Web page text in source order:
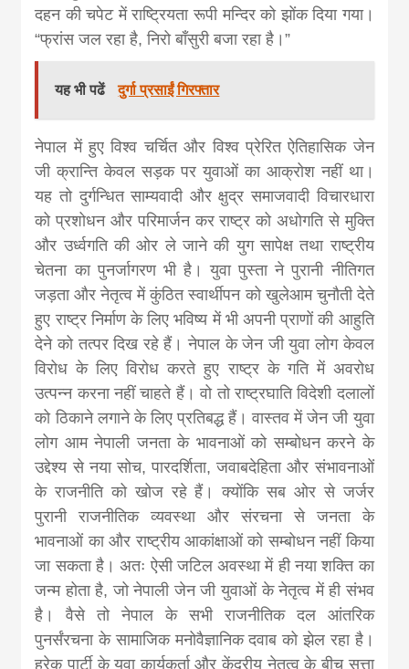
दहन की चपेट में राष्ट्रियता रूपी मन्दिर को झोंक दिया गया।
“फ्रांस जल रहा है, निरो बाँसुरी बजा रहा है।”
यह भी पढें दुर्गा प्रसाईं गिरफ्तार
नेपाल में हुए विश्व चर्चित और विश्व प्रेरित ऐतिहासिक जेन
जी क्रान्ति केवल सड़क पर युवाओं का आक्रोश नहीं था।
यह तो दुर्गन्धित साम्यवादी और क्षुद्र समाजवादी विचारधारा
को प्रशोधन और परिमार्जन कर राष्ट्र को अधोगति से मुक्ति
और उर्ध्वगति की ओर ले जाने की युग सापेक्ष तथा राष्ट्रीय
चेतना का पुनर्जागरण भी है। युवा पुस्ता ने पुरानी नीतिगत
जड़ता और नेतृत्व में कुंठित स्वार्थीपन को खुलेआम चुनौती देते
हुए राष्ट्र निर्माण के लिए भविष्य में भी अपनी प्राणों की आहुति
देने को तत्पर दिख रहे हैं। नेपाल के जेन जी युवा लोग केवल
विरोध के लिए विरोध करते हुए राष्ट्र के गति में अवरोध
उत्पन्न करना नहीं चाहते हैं। वो तो राष्ट्रघाति विदेशी दलालों
को ठिकाने लगाने के लिए प्रतिबद्ध हैं। वास्तव में जेन जी युवा
लोग आम नेपाली जनता के भावनाओं को सम्बोधन करने के
उद्देश्य से नया सोच, पारदर्शिता, जवाबदेहिता और संभावनाओं
के राजनीति को खोज रहे हैं। क्योंकि सब ओर से जर्जर
पुरानी राजनीतिक व्यवस्था और संरचना से जनता के
भावनाओं का और राष्ट्रीय आकांक्षाओं को सम्बोधन नहीं किया
जा सकता है। अतः ऐसी जटिल अवस्था में ही नया शक्ति का
जन्म होता है, जो नेपाली जेन जी युवाओं के नेतृत्व में ही संभव
है। वैसे तो नेपाल के सभी राजनीतिक दल आंतरिक
पुनर्संरचना के सामाजिक मनोवैज्ञानिक दवाब को झेल रहा है।
हरेक पार्टी के युवा कार्यकर्ता और केंद्रीय नेतृत्व के बीच सत्ता